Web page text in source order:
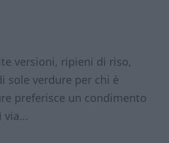
versioni, ripieni di riso,
sole verdure per chi è
preferisce un condimento
via…